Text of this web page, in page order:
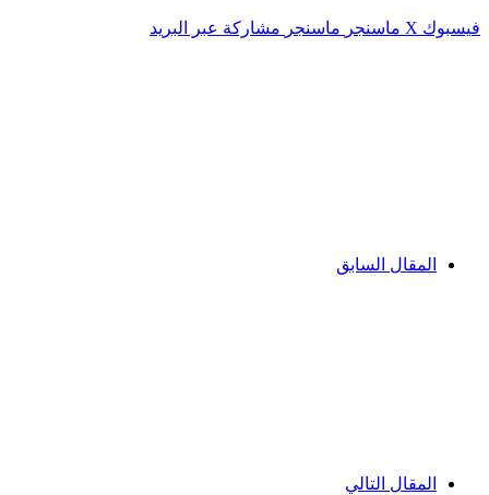
فيسبوك ‫X ماسنجر ماسنجر مشاركة عبر البريد
المقال السابق
المقال التالي